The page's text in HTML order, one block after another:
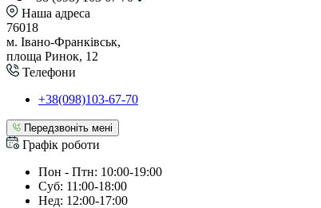
Наша адреса
76018
м. Івано-Франківськ,
площа Ринок, 12
Телефони
+38(098)103-67-70
Передзвоніть мені
Графік роботи
Пон - Птн: 10:00-19:00
Суб: 11:00-18:00
Нед: 12:00-17:00